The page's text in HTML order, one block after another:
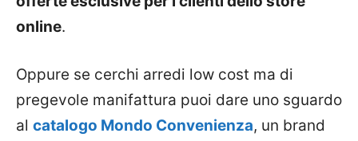
online.
Oppure se cerchi arredi low cost ma di
pregevole manifattura puoi dare uno sguardo
al catalogo Mondo Convenienza, un brand